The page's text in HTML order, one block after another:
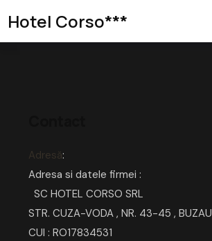
Hotel Corso***
Adresă:
Adresa si datele firmei :
SC HOTEL CORSO SRL
STR. CUZA-VODA , NR. 43-45 , BUZAU
CUI : RO17834531